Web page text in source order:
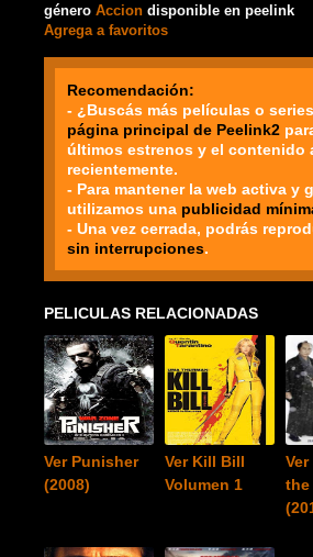
género Accion disponible en peelink
Agrega a favoritos
Recomendación:
- ¿Buscás más películas o
página principal de Peelink2
últimos estrenos y el contenido
recientemente.
- Para mantener la web activa y
utilizamos una publicidad
- Una vez cerrada, podrás
sin interrupciones.
PELICULAS RELACIONADAS
Ver Punisher
(2008)
Ver Kill Bill
Volumen 1
the